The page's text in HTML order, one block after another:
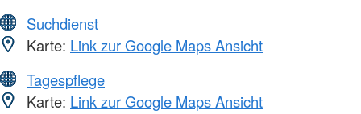
Suchdienst
Karte: Link zur Google Maps Ansicht
Tagespflege
Karte: Link zur Google Maps Ansicht